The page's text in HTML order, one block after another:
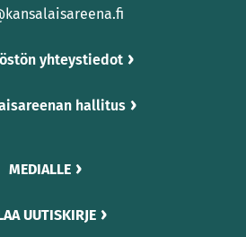
yhteystiedot
hallitus
MEDIALLE
UUTISKIRJE